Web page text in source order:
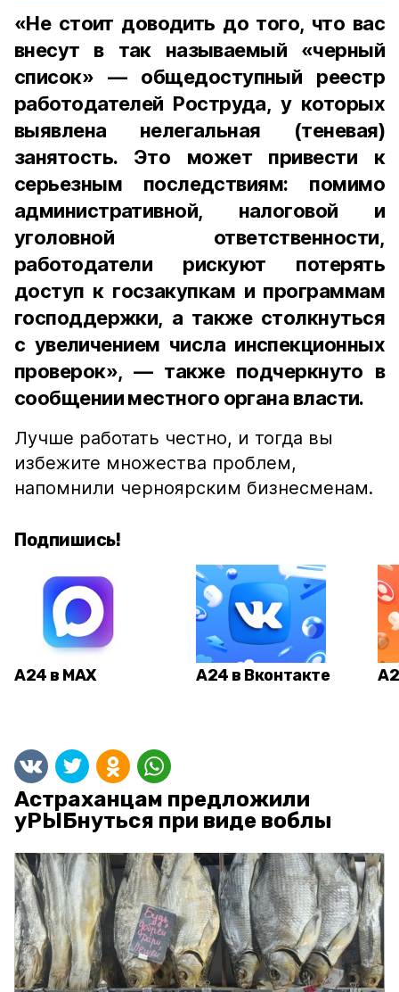
«Не стоит доводить до того, что вас
внесут в так называемый «черный
список» — общедоступный реестр
работодателей Роструда, у которых
выявлена нелегальная (теневая)
занятость. Это может привести к
серьезным последствиям: помимо
административной, налоговой и
уголовной ответственности,
работодатели рискуют потерять
доступ к госзакупкам и программам
господдержки, а также столкнуться
с увеличением числа инспекционных
проверок», — также подчеркнуто в
сообщении местного органа власти.
Лучше работать честно, и тогда вы
избежите множества проблем,
напомнили черноярским бизнесменам.
Подпишись!
А24 в MAX А24 в Вконтакте
Астраханцам предложили
уРЫБнуться при виде воблы